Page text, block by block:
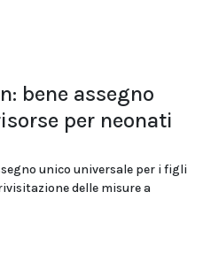
bene assegno
per neonati
unico universale per i figli
delle misure a